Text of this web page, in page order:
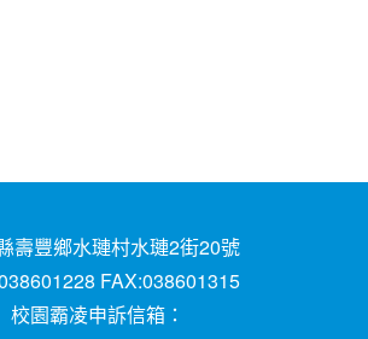
壽豐鄉水璉村水璉2街20號
FAX:038601315
校園霸凌申訴信箱：